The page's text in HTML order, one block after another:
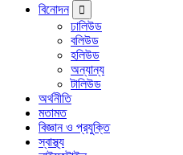
বিনোদন
ঢালিউড
বলিউড
হলিউড
অন্যান্য
টালিউড
অর্থনীতি
মতামত
বিজ্ঞান ও প্রযুক্তি
স্বাস্থ্য